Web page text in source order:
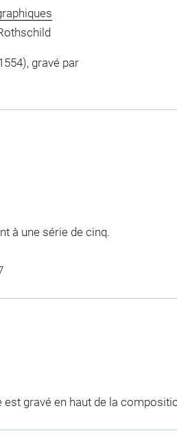
gravé par
à une série de cinq.
gravé en haut de la